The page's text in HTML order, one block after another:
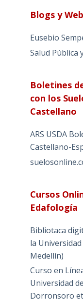
Blogs y
Eusebio
Salud Pública
Boletines
con los
Castellano
ARS USDA
Castellano-
Cursos
Edafología
Bibliotaca
la
Medellín)
Curso en
Universidad
Dorronsoro